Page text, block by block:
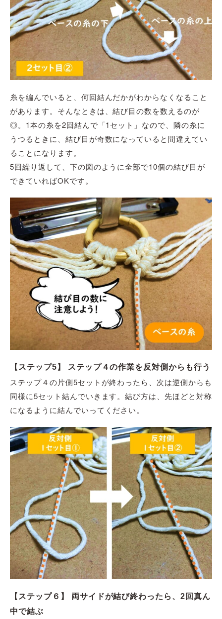
糸を編んでいると、何回結んだかがわからなくなること
があります。そんなときは、結び目の数を数えるのが
◎。1本の糸を2回結んで「1セット」なので、隣の糸に
うつるときに、結び目が奇数になっていると間違えてい
ることになります。
5回繰り返して、下の図のように全部で10個の結び目が
できていればOKです。
【ステップ5】 ステップ４の作業を反対側からも行う
ステップ４の片側5セットが終わったら、次は逆側からも
同様に5セット結んでいきます。結び方は、先ほどと対称
になるように結んでいってください。
【ステップ６】 両サイドが結び終わったら、2回真ん
中で結ぶ